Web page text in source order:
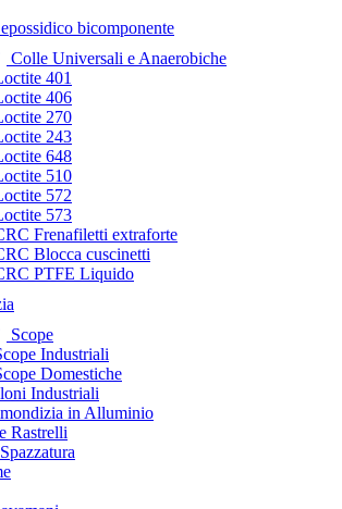
bicomponente
Colle Universali e Anaerobiche
401
406
270
243
648
510
572
573
Frenafiletti extraforte
Blocca cuscinetti
PTFE Liquido
Scope
Industriali
Domestiche
Industriali
in Alluminio
Rastrelli